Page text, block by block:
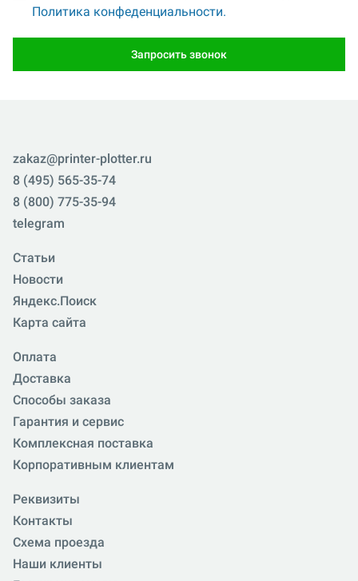
Политика конфеденциальности.
Запросить звонок
zakaz@printer-plotter.ru
8 (495) 565-35-74
8 (800) 775-35-94
telegram
Статьи
Новости
Яндекс.Поиск
Карта сайта
Оплата
Доставка
Способы заказа
Гарантия и сервис
Комплексная поставка
Корпоративным клиентам
Реквизиты
Контакты
Схема проезда
Наши клиенты